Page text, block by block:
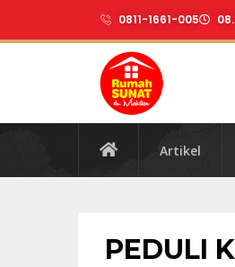
0811-1661-005
Artikel
PEDULI